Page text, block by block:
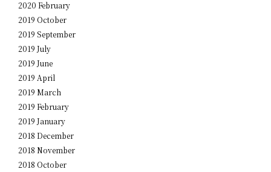
2020 February
2019 October
2019 September
2019 July
2019 June
2019 April
2019 March
2019 February
2019 January
2018 December
2018 November
2018 October